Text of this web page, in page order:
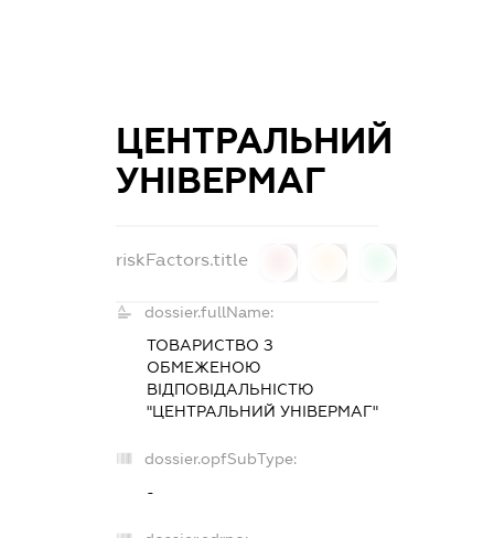
ЦЕНТРАЛЬНИЙ
УНІВЕРМАГ
riskFactors.title
dossier.fullName:
ТОВАРИСТВО З
ОБМЕЖЕНОЮ
ВІДПОВІДАЛЬНІСТЮ
"ЦЕНТРАЛЬНИЙ УНІВЕРМАГ"
dossier.opfSubType:
-